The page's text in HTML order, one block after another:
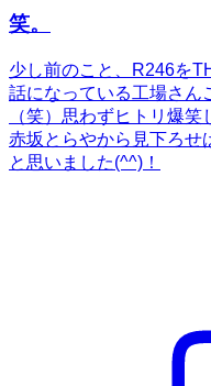
笑。
少し前のこと、R246を
話になっている工場さん
（笑）思わずヒトリ爆
赤坂とらやから見下ろせ
と思いました(^^)！